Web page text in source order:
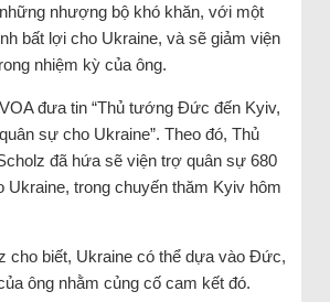
nhượng bộ khó khăn, với một
bất lợi cho Ukraine, và sẽ giảm viện
nhiệm kỳ của ông.
đưa tin “Thủ tướng Đức đến Kyiv,
sự cho Ukraine”. Theo đó, Thủ
đã hứa sẽ viện trợ quân sự 680
Ukraine, trong chuyến thăm Kyiv hôm
cho biết, Ukraine có thể dựa vào Đức,
ông nhằm củng cố cam kết đó.